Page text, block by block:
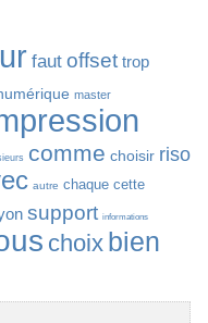
faut offset trop
master
comme choisir riso
autre chaque cette
support informations
choix bien